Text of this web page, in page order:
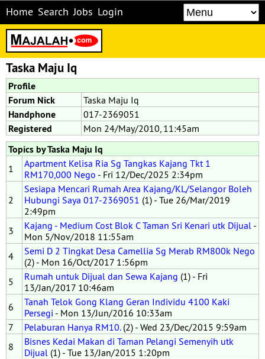
Home Search Jobs Login
Taska Maju Iq
Profile
Forum Nick
Taska Maju Iq
Handphone 017-2369051
Registered Mon 24/May/2010, 11:45am
Topics by Taska Maju Iq
1
Apartment Kelisa Ria Sg Tangkas Kajang Tkt 1
RM170,000 Nego - Fri 12/Dec/2025 2:34pm
2
Sesiapa Mencari Rumah Area Kajang/KL/Selangor Boleh
Hubungi Saya 017-2369051 (1) - Tue 26/Mar/2019
2:49pm
3
Kajang - Medium Cost Blok C Taman Sri Kenari utk Dijual -
Mon 5/Nov/2018 11:55am
4
Semi D 2 Tingkat Desa Camellia Sg Merab RM800k Nego
(2) - Mon 16/Oct/2017 1:56pm
5
Rumah untuk Dijual dan Sewa Kajang (1) - Fri
13/Jan/2017 10:46am
6
Tanah Telok Gong Klang Geran Individu 4100 Kaki
Persegi - Mon 13/Jun/2016 10:33am
7
Pelaburan Hanya RM10.(2) - Wed 23/Dec/2015 9:59am
8
Bisnes Kedai Makan di Taman Pelangi Semenyih utk
Dijual (1) - Tue 13/Jan/2015 1:20pm